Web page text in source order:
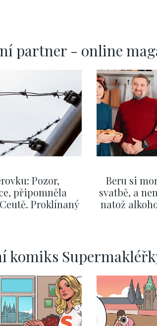
partner - online
Pozor,
připomněla
Proklínaný
videa
Beru si
svatbě, a
natož
komiks